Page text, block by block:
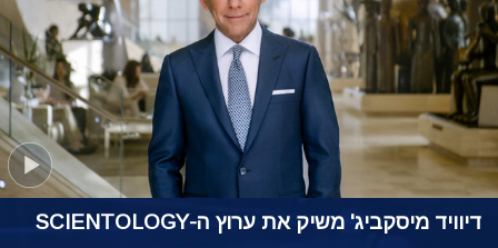
דיוויד מיסקביג' משיק את ערוץ ה-SCIENTOLOGY